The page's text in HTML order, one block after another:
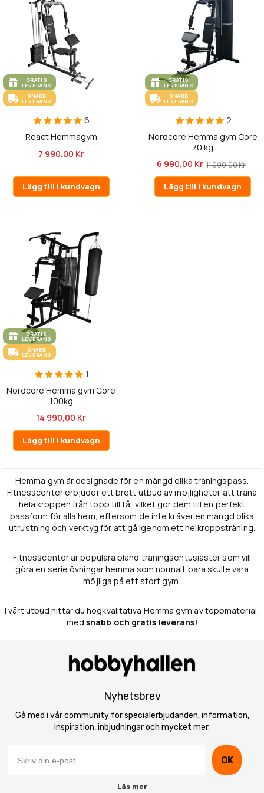
GRATIS
LEVERANS
SNABB
LEVERANS
6
React Hemmagym
7 990,00 Kr
Lägg till i kundvagn
GRATIS
LEVERANS
SNABB
LEVERANS
2
Nordcore Hemma gym Core
70 kg
6 990,00 Kr 11 990,00 Kr
Lägg till i kundvagn
GRATIS
LEVERANS
SNABB
LEVERANS
1
Nordcore Hemma gym Core
100kg
14 990,00 Kr
Lägg till i kundvagn
Hemma gym är designade för en mängd olika träningspass.
Fitnesscenter erbjuder ett brett utbud av möjligheter att träna
hela kroppen från topp till tå, vilket gör dem till en perfekt
passform för alla hem, eftersom de inte kräver en mängd olika
utrustning och verktyg för att gå igenom ett helkroppsträning.
Fitnesscenter är populära bland träningsentusiaster som vill
göra en serie övningar hemma som normalt bara skulle vara
möjliga på ett stort gym.
I vårt utbud hittar du högkvalitativa Hemma gym av toppmaterial,
medsnabb och gratis leverans!
Nyhetsbrev
Gå med i vår community för specialerbjudanden, information,
inspiration, inbjudningar och mycket mer.
OK
Läs mer